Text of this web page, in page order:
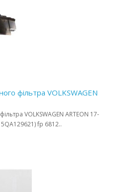
фільтра VOLKSWAGEN
VOLKSWAGEN ARTEON 17-
fp 6812..